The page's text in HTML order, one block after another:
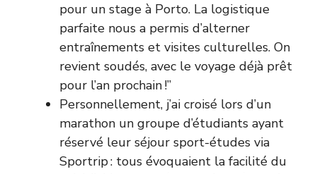
pour un stage à Porto. La logistique
parfaite nous a permis d’alterner
entraînements et visites culturelles. On
revient soudés, avec le voyage déjà prêt
pour l’an prochain !”
Personnellement, j’ai croisé lors d’un
marathon un groupe d’étudiants ayant
réservé leur séjour sport-études via
Sportrip : tous évoquaient la facilité du